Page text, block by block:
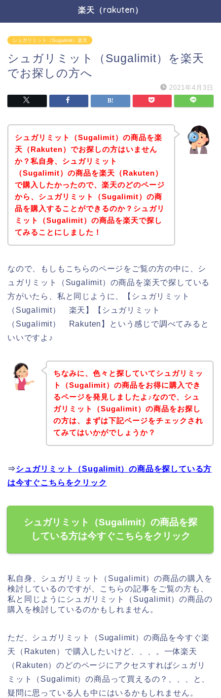
楽天（rakuten）
シュガリミット（Sugalimit）楽天
シュガリミット（Sugalimit）を楽天
でお探しの方へ
2021年4月3日
シュガリミット（Sugalimit）の商品を楽
天（Rakuten）でお探しの方はいません
か？私自身、シュガリミット
（Sugalimit）の商品を楽天（Rakuten）
で購入したかったので、楽天のどのページ
から、シュガリミット（Sugalimit）の商
品を購入することができるのか？シュガリ
ミット（Sugalimit）の商品を楽天で探し
てみることにしました！
なので、もしもこちらのページをご覧の方の中に、シ
ュガリミット（Sugalimit）の商品を楽天で探している
方がいたら、私と同じように、【シュガリミット
（Sugalimit） 楽天】【シュガリミット
（Sugalimit） Rakuten】という感じで調べてみると
いいですよ♪
ちなみに、色々と探していてシュガリミッ
ト（Sugalimit）の商品をお得に購入でき
るページを発見しましたよ♪なので、シュ
ガリミット（Sugalimit）の商品をお探し
の方は、まずは下記ページをチェックされ
てみてはいかがでしょうか？
⇒シュガリミット（Sugalimit）の商品を探している方
は今すぐこちらをクリック
シュガリミット（Sugalimit）の商品を探
している方は今すぐこちらをクリック
私自身、シュガリミット（Sugalimit）の商品の購入を
検討しているのですが、こちらの記事をご覧の方も、
私と同じようにシュガリミット（Sugalimit）の商品の
購入を検討しているのかもしれません。
ただ、シュガリミット（Sugalimit）の商品を今すぐ楽
天（Rakuten）で購入したいけど、、、。一体楽天
（Rakuten）のどのページにアクセスすればシュガリ
ミット（Sugalimit）の商品って買えるの？、、、と、
疑問に思っている人も中にはいるかもしれません。